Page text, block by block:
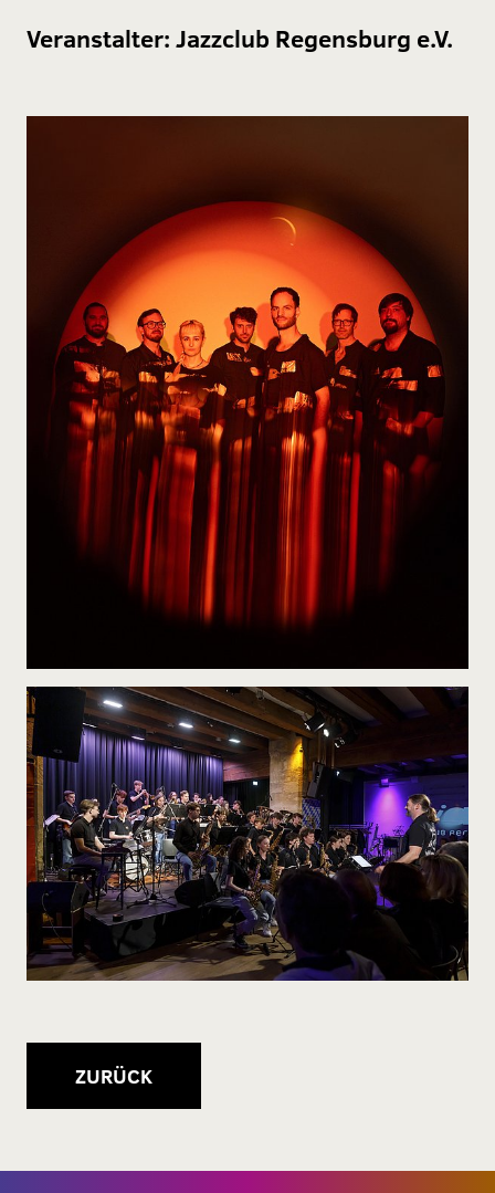
Veranstalter: Jazzclub Regensburg e.V.
ZURÜCK